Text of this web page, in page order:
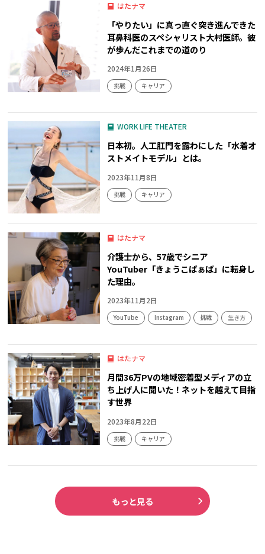
はたナマ
「やりたい」に真っ直ぐ突き進んできた
耳鼻科医のスペシャリスト大村医師。彼
が歩んだこれまでの道のり
2024年1月26日
挑戦 キャリア
WORK LIFE THEATER
日本初。人工肛門を露わにした「水着オ
ストメイトモデル」とは。
2023年11月8日
挑戦 キャリア
はたナマ
介護士から、57歳でシニア
YouTuber「きょうこばぁば」に転身し
た理由。
2023年11月2日
YouTube Instagram 挑戦 生き方
はたナマ
月間36万PVの地域密着型メディアの立
ち上げ人に聞いた！ネットを越えて目指
す世界
2023年8月22日
挑戦 キャリア
もっと見る